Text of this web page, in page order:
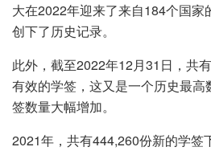
大在2022年迎来了来自184个国家
创下了历史记录。
此外，截至2022年12月31日，共
有效的学签，这又是一个历史最
签数量大幅增加。
2021年，共有444,260份新的学签